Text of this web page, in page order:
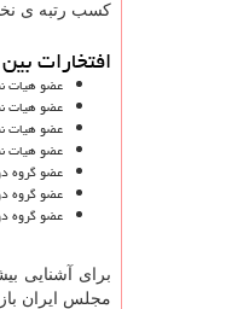
كسب رتبه ی
افتخارات
عضو هیات
عضو هیات
عضو هیات
عضو هیات
عضو گروه
عضو گروه
عضو گروه
برای آشنایی
مجلس ایران